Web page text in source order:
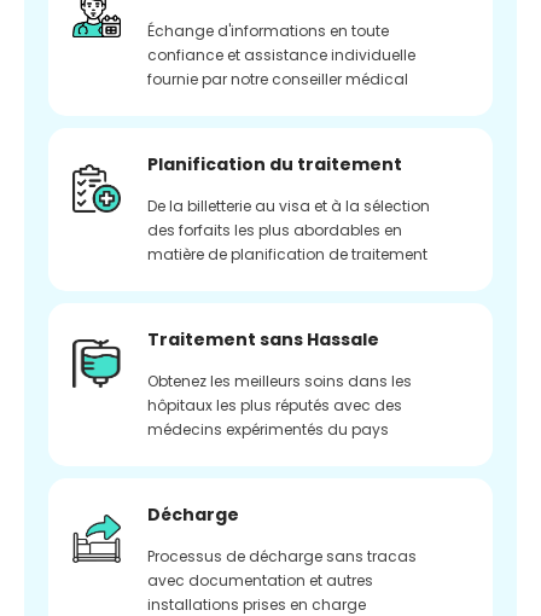
Échange d'informations en toute
confiance et assistance individuelle
fournie par notre conseiller médical
Planification du traitement
De la billetterie au visa et à la sélection
des forfaits les plus abordables en
matière de planification de traitement
Traitement sans Hassale
Obtenez les meilleurs soins dans les
hôpitaux les plus réputés avec des
médecins expérimentés du pays
Décharge
Processus de décharge sans tracas
avec documentation et autres
installations prises en charge